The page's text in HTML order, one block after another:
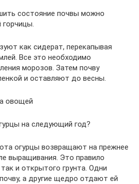
состояние почвы можно
горчицы.
как сидерат, перекапывая
Все это необходимо
морозов. Затем почву
и оставляют до весны.
овощей
на следующий год?
огурцы возвращают на прежнее
выращивания. Это правило
и открытого грунта. Одни
а другие щедро отдают ей